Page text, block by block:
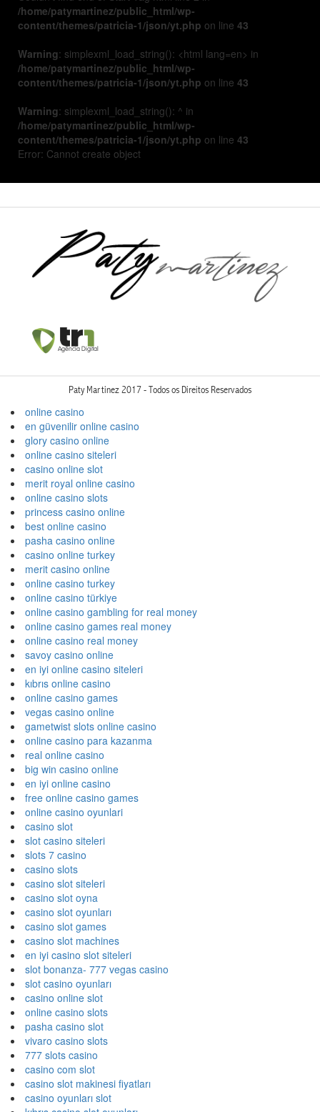
/home/patymartinez/public_html/wp-
content/themes/patricia-1/json/yt.php on line 43
Warning: simplexml_load_string(): <html lang=en> in
/home/patymartinez/public_html/wp-
content/themes/patricia-1/json/yt.php on line 43
Warning: simplexml_load_string(): ^ in
/home/patymartinez/public_html/wp-
content/themes/patricia-1/json/yt.php on line 43
Error: Cannot create object
Paty Martinez 2017 - Todos os Direitos Reservados
online casino
en güvenilir online casino
glory casino online
online casino siteleri
casino online slot
merit royal online casino
online casino slots
princess casino online
best online casino
pasha casino online
casino online turkey
merit casino online
online casino turkey
online casino türkiye
online casino gambling for real money
online casino games real money
online casino real money
savoy casino online
en iyi online casino siteleri
kıbrıs online casino
online casino games
vegas casino online
gametwist slots online casino
online casino para kazanma
real online casino
big win casino online
en iyi online casino
free online casino games
online casino oyunlari
casino slot
slot casino siteleri
slots 7 casino
casino slots
casino slot siteleri
casino slot oyna
casino slot oyunları
casino slot games
casino slot machines
en iyi casino slot siteleri
slot bonanza- 777 vegas casino
slot casino oyunları
casino online slot
online casino slots
pasha casino slot
vivaro casino slots
777 slots casino
casino com slot
casino slot makinesi fiyatları
casino oyunları slot